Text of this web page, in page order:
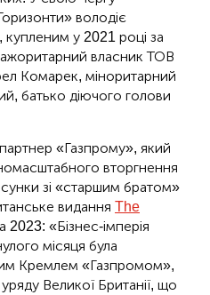
володіє
у 2021 році за
власник ТОВ
Комарек, міноритарний
батько діючого голови
«Газпрому», який
вторгнення
зі «старшим братом»
видання The
2023: «Бізнес-імперія
місяця була
Кремлем «Газпромом»,
Великої Британії, що